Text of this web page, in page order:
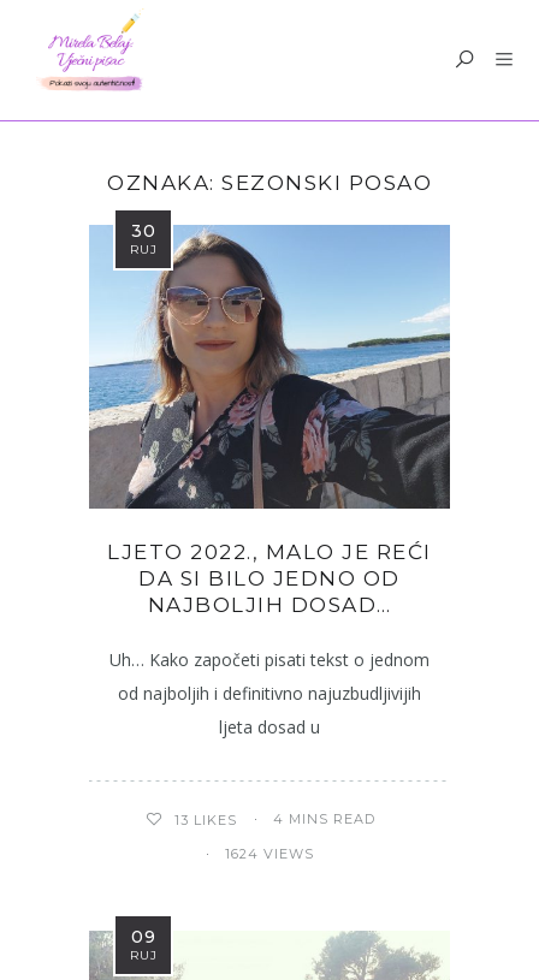
OZNAKA: SEZONSKI POSAO
30
RUJ
LJETO 2022., MALO JE REĆI
DA SI BILO JEDNO OD
NAJBOLJIH DOSAD…
Uh… Kako započeti pisati tekst o jednom
od najboljih i definitivno najuzbudljivijih
ljeta dosad u
13 LIKES 4 MINS READ
1624 VIEWS
09
RUJ